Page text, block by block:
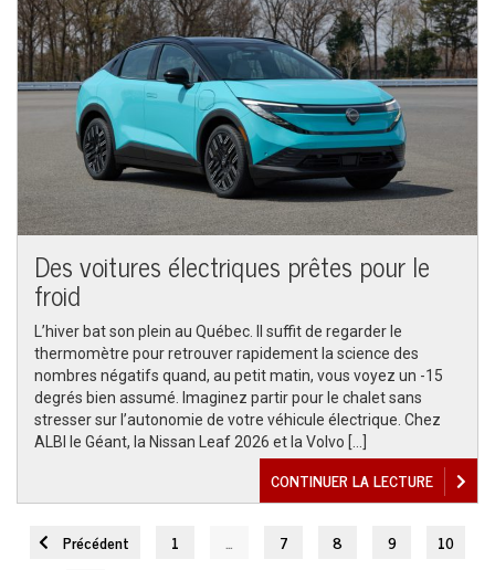
Des voitures électriques prêtes pour le
froid
L’hiver bat son plein au Québec. Il suffit de regarder le
thermomètre pour retrouver rapidement la science des
nombres négatifs quand, au petit matin, vous voyez un -15
degrés bien assumé. Imaginez partir pour le chalet sans
stresser sur l’autonomie de votre véhicule électrique. Chez
ALBI le Géant, la Nissan Leaf 2026 et la Volvo […]
CONTINUER LA LECTURE
Précédent 1 … 7 8 9
10